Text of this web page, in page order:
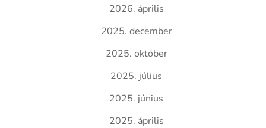
2026. április
2025. december
2025. október
2025. július
2025. június
2025. április